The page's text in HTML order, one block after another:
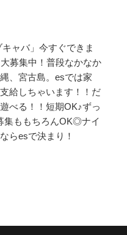
ャバ」今すぐできま
募集中！普段なかなか
、宮古島。esでは家
給しちゃいます！！だ
べる！！短期OK♪ずっ
集ももちろんOK◎ナイ
らesで決まり！